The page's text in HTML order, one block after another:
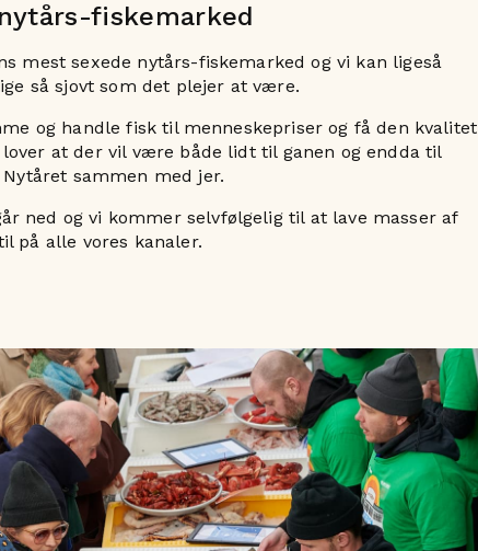
fiskemarked
mest sexede nytårs-fiskemarked og vi kan ligeså
så sjovt som det plejer at være.
og handle fisk til menneskepriser og få den kvalitet
at der vil være både lidt til ganen og endda til
sammen med jer.
ned og vi kommer selvfølgelig til at lave masser af
på alle vores kanaler.